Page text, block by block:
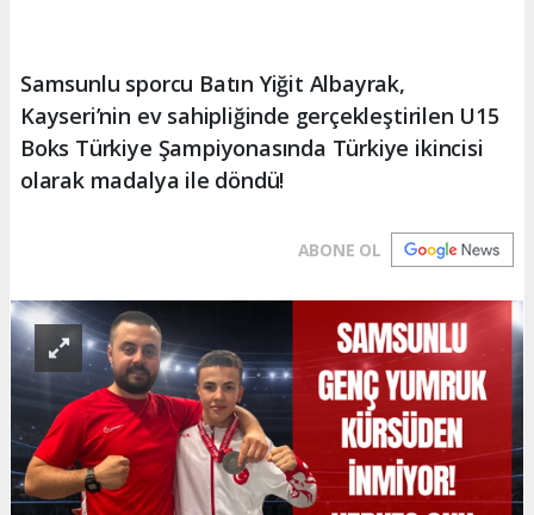
Samsunlu sporcu Batın Yiğit Albayrak,
Kayseri’nin ev sahipliğinde gerçekleştirilen U15
Boks Türkiye Şampiyonasında Türkiye ikincisi
olarak madalya ile döndü!
ABONE OL